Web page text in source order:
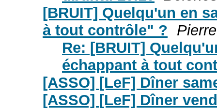
[BRUIT] Quelqu'un en
à tout contrôle" ?
Re: [BRUIT]
échappant à tout
[ASSO] [LeF] Dîner
[ASSO] [LeF] Dîner